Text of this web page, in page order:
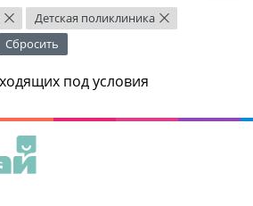
× Детская поликлиника ×
Сбросить
под условия